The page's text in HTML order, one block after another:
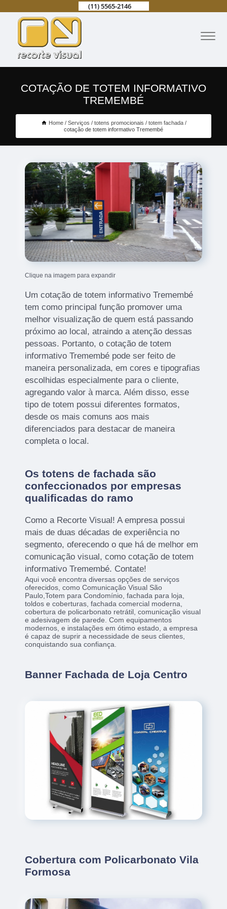
(11) 5565-2146
COTAÇÃO DE TOTEM INFORMATIVO
TREMEMBÉ
Home Serviços totens promocionais
totem fachada
cotação de totem informativo Tremembé
Clique na imagem para expandir
Um cotação de totem informativo Tremembé
tem como principal função promover uma
melhor visualização de quem está passando
próximo ao local, atraindo a atenção dessas
pessoas. Portanto, o cotação de totem
informativo Tremembé pode ser feito de
maneira personalizada, em cores e tipografias
escolhidas especialmente para o cliente,
agregando valor à marca. Além disso, esse
tipo de totem possui diferentes formatos,
desde os mais comuns aos mais
diferenciados para destacar de maneira
completa o local.
Os totens de fachada são
confeccionados por empresas
qualificadas do ramo
Como a Recorte Visual! A empresa possui
mais de duas décadas de experiência no
segmento, oferecendo o que há de melhor em
comunicação visual, como cotação de totem
informativo Tremembé. Contate!
Aqui você encontra diversas opções de serviços
oferecidos, como Comunicação Visual São
Paulo,Totem para Condomínio, fachada para loja,
toldos e coberturas, fachada comercial moderna,
cobertura de policarbonato retrátil, comunicação visual
e adesivagem de parede. Com equipamentos
modernos, e instalações em ótimo estado, a empresa
é capaz de suprir a necessidade de seus clientes,
conquistando sua confiança.
Banner Fachada de Loja Centro
Cobertura com Policarbonato Vila
Formosa